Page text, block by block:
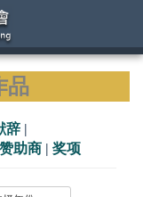
品
辞 |
助商 | 奖项